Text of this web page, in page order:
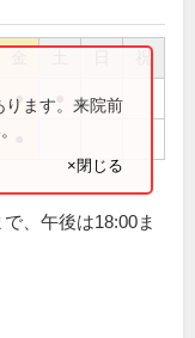
●
ります。来院前
×閉じる
、午後は18:00ま